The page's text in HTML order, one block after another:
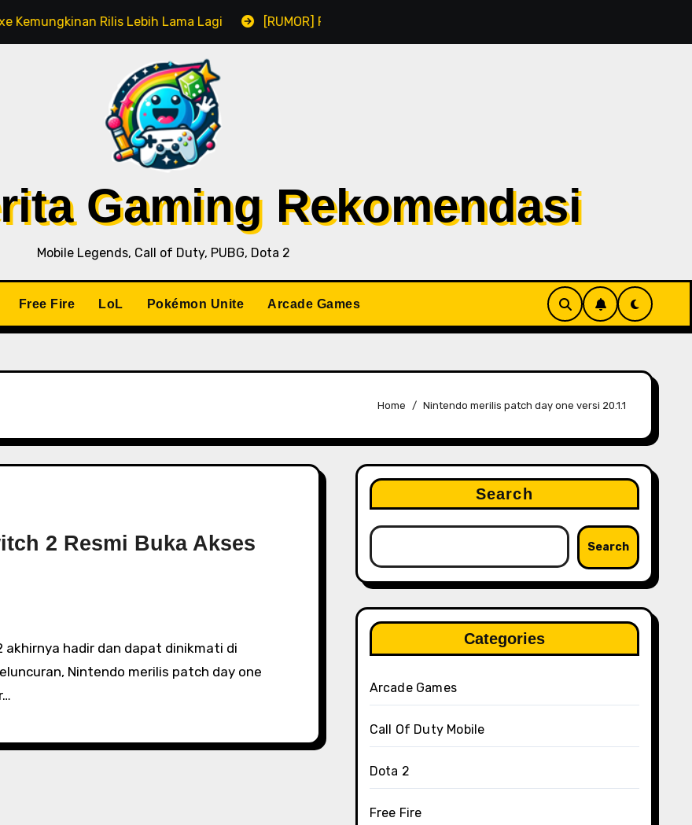
Rilis Lebih Lama Lagi [RUMOR] Remake Resident Evil 1 Sudah Masuk Tahap Pre-Produksi Sejak
Gaming Rekomendasi
Mobile Legends, Call of Duty, PUBG, Dota 2
Free Fire LoL Pokémon Unite Arcade Games
Home Nintendo merilis patch day one versi 20.1.1
2 Resmi Buka Akses
Nintendo merilis patch day one
Search
Search
Categories
Arcade Games
Call Of Duty Mobile
Dota 2
Free Fire